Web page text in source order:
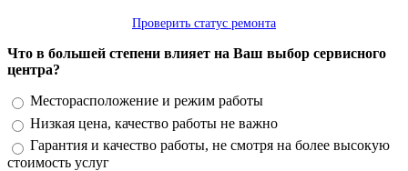
Проверить статус ремонта
Что в большей степени влияет на Ваш выбор сервисного
центра?
Варианты
Месторасположение и режим работы
Низкая цена, качество работы не важно
Гарантия и качество работы, не смотря на более высокую
стоимость услуг